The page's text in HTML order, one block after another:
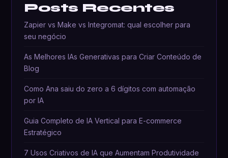
Posts Recentes
Zapier vs Make vs Integromat: qual escolher para
seu negócio
As Melhores IAs Generativas para Criar Conteúdo de
Blog
Como Ana saiu do zero a 6 dígitos com automação
por IA
Guia Completo de IA Vertical para E-commerce
Estratégico
7 Usos Criativos de IA que Aumentam Produtividade